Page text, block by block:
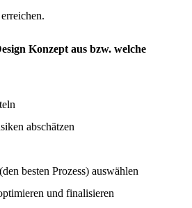
Konzept aus bzw. welche
abschätzen
besten Prozess) auswählen
und finalisieren